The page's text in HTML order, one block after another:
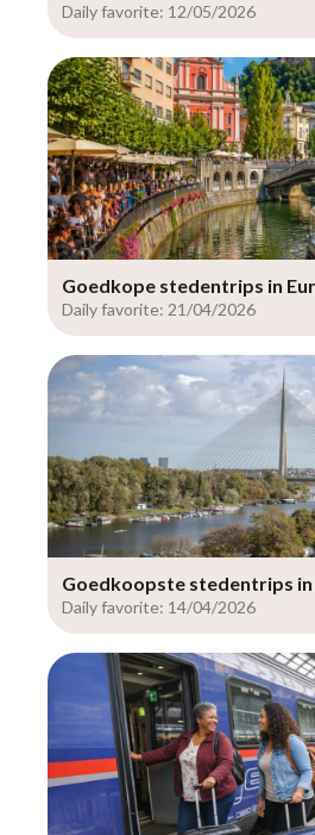
Daily favorite: 12/05/2026
Goedkope stedentrips in
Daily favorite: 21/04/2026
Goedkoopste stedentrips in
Daily favorite: 14/04/2026